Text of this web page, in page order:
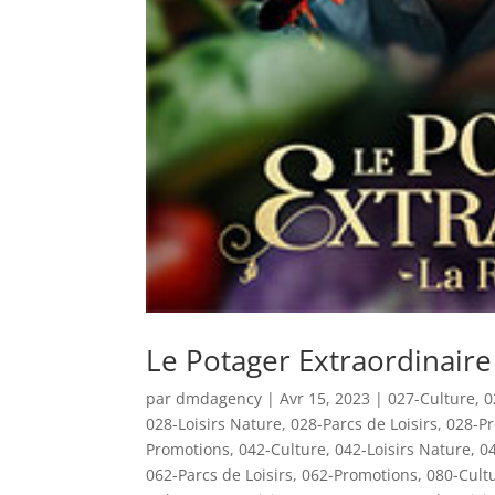
Le Potager Extraordinaire
par dmdagency | Avr 15, 2023 | 027-Culture,
028-Loisirs Nature, 028-Parcs de Loisirs, 028-
Promotions, 042-Culture, 042-Loisirs Nature,
062-Parcs de Loisirs, 062-Promotions, 080-